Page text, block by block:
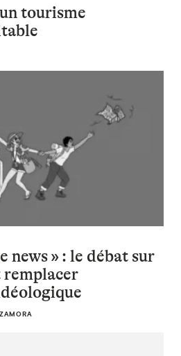
tourisme
: le débat sur les faits ne peut
news » : le débat sur
remplacer